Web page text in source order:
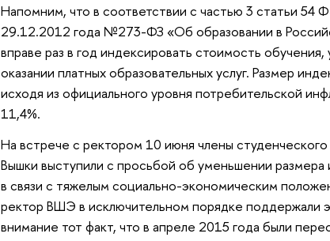
Напомним, что в соответствии с частью 3 статьи 54
29.12.2012 года №273-ФЗ «Об образовании в
вправе раз в год индексировать стоимость
оказании платных образовательных услуг. Размер
исходя из официального уровня потребительской
11,4%.
На встрече с ректором 10 июня члены
Вышки выступили с просьбой об уменьшении
в связи с тяжелым социально-экономическим
ректор ВШЭ в исключительном порядке поддержали
внимание тот факт, что в апреле 2015 года были